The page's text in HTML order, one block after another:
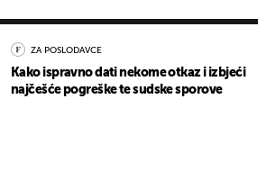
ZA POSLODAVCE
Kako ispravno dati nekome otkaz i izbjeći
najčešće pogreške te sudske sporove